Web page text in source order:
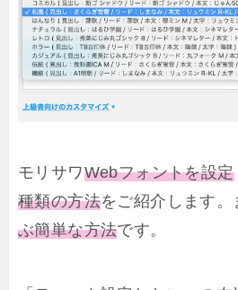
モリサワWebフォントを設定
種類の方法をご紹介します。
ぶ簡単な方法です。